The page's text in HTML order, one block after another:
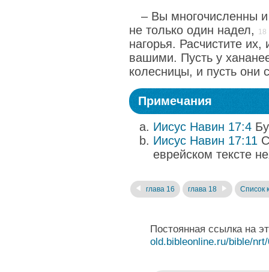
– Вы многочисленны
не только один надел,
нагорья. Расчистите
вашими. Пусть у
колесницы, и пусть они
Примечания
Иисус Навин 17:4
Иисус Навин 17:11
еврейском тексте
глава 16 глава 18 Список
Постоянная ссылка на
old.bibleonline.ru/bible/